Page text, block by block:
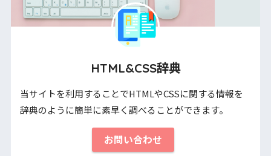
HTML&CSS辞典
当サイトを利用することでHTMLやCSSに関する情報を
辞典のように簡単に素早く調べることができます。
お問い合わせ